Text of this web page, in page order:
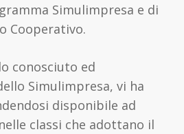
Simulimpresa e di
Cooperativo.
conosciuto ed
Simulimpresa, vi ha
disponibile ad
classi che adottano il